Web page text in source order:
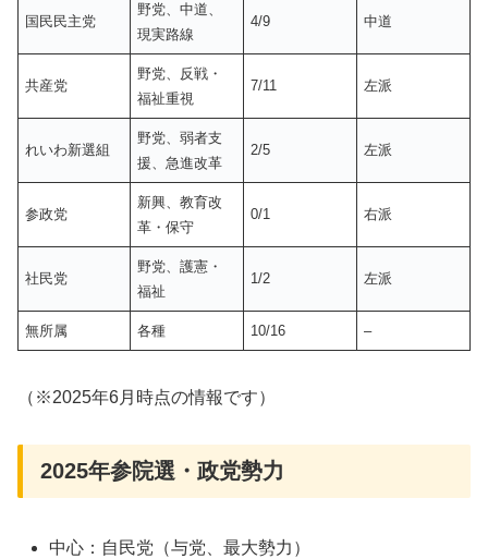
国民民主党
野党、中道、
現実路線
4/9 中道
共産党
野党、反戦・
福祉重視
7/11 左派
れいわ新選組
野党、弱者支
援、急進改革
2/5 左派
参政党
新興、教育改
革・保守
0/1 右派
社民党
野党、護憲・
福祉
1/2 左派
無所属 各種 10/16 –
（※2025年6月時点の情報です）
2025年参院選・政党勢力
中心：自民党（与党、最大勢力）